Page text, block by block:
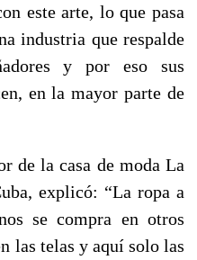
este arte, lo que pasa
industria que respalde
y por eso sus
en la mayor parte de
de la casa de moda La
explicó: “La ropa a
se compra en otros
las telas y aquí solo las